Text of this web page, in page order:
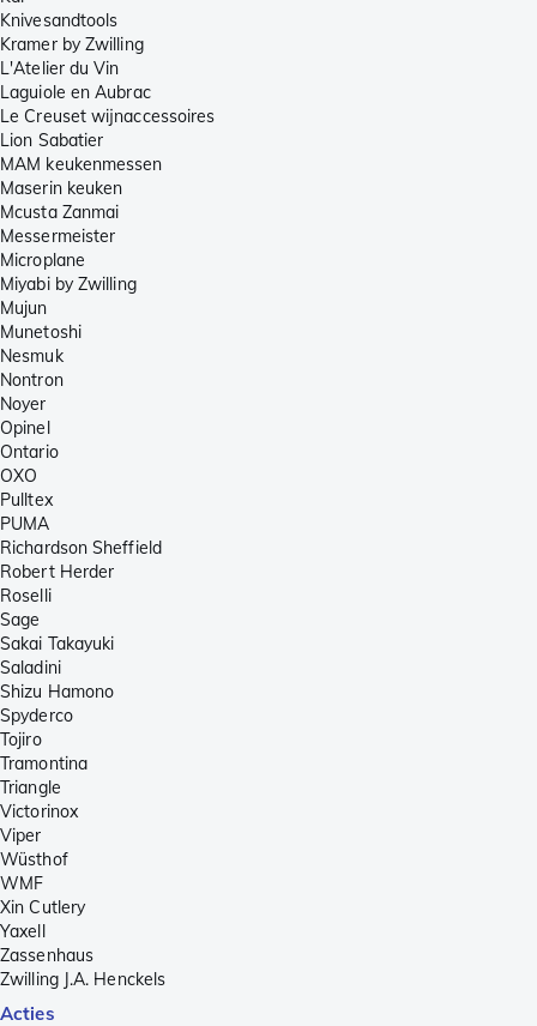
Knivesandtools
Kramer by Zwilling
L'Atelier du Vin
Laguiole en Aubrac
Le Creuset wijnaccessoires
Lion Sabatier
MAM keukenmessen
Maserin keuken
Mcusta Zanmai
Messermeister
Microplane
Miyabi by Zwilling
Mujun
Munetoshi
Nesmuk
Nontron
Noyer
Opinel
Ontario
OXO
Pulltex
PUMA
Richardson Sheffield
Robert Herder
Roselli
Sage
Sakai Takayuki
Saladini
Shizu Hamono
Spyderco
Tojiro
Tramontina
Triangle
Victorinox
Viper
Wüsthof
WMF
Xin Cutlery
Yaxell
Zassenhaus
Zwilling J.A. Henckels
Acties